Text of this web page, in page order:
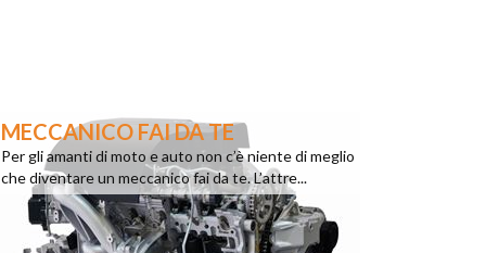
MECCANICO FAI DA TE
Per gli amanti di moto e auto non c’è niente di meglio
che diventare un meccanico fai da te. L’attre...